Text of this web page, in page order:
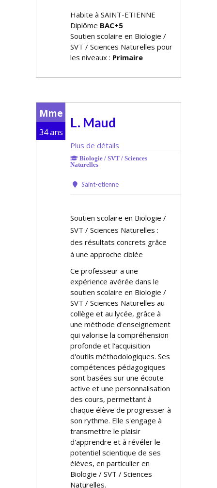
Habite à SAINT-ETIENNE
Diplôme BAC+5
Soutien scolaire en Biologie /
SVT / Sciences Naturelles pour
les niveaux : Primaire
Mme
34 ans
L. Maud
Plus de détails
Biologie / SVT / Sciences
Naturelles
Saint-etienne
Soutien scolaire en Biologie /
SVT / Sciences Naturelles :
des résultats concrets grâce
à une approche ciblée
Ce professeur a une
expérience avérée dans le
soutien scolaire en Biologie /
SVT / Sciences Naturelles au
collège et au lycée, grâce à
une méthode d'enseignement
qui valorise la compréhension
profonde et l'acquisition
d'outils méthodologiques. Ses
compétences pédagogiques
sont basées sur une écoute
active et une personnalisation
des cours, permettant à
chaque élève de progresser à
son rythme. Elle s'engage à
transmettre le plaisir
d'apprendre et à révéler le
potentiel scientifique de ses
élèves, en particulier en
Biologie / SVT / Sciences
Naturelles.